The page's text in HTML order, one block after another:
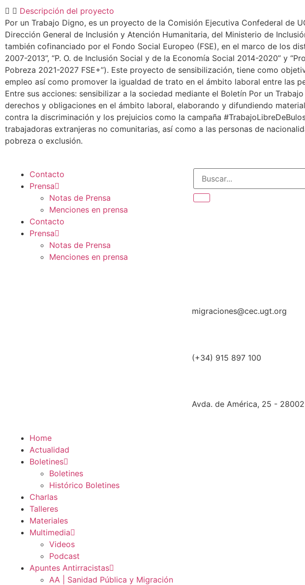
Descripción del proyecto
Por un Trabajo Digno, es un proyecto de la Comisión Ejecutiva Confederal de
Dirección General de Inclusión y Atención Humanitaria, del Ministerio de
también cofinanciado por el Fondo Social Europeo (FSE), en el marco de los
2007-2013”, “P. O. de Inclusión Social y de la Economía Social 2014-2020” y
Pobreza 2021-2027 FSE+”). Este proyecto de sensibilización, tiene como
empleo así como promover la igualdad de trato en el ámbito laboral entre las
Entre sus acciones: sensibilizar a la sociedad mediante el Boletín Por un
derechos y obligaciones en el ámbito laboral, elaborando y difundiendo
contra la discriminación y los prejuicios como la campaña
trabajadoras extranjeras no comunitarias, así como a las personas de
pobreza o exclusión.
Contacto
Prensa
Notas de Prensa
Menciones en prensa
Contacto
Prensa
Notas de Prensa
Menciones en prensa
migraciones@cec.ugt.org
(+34) 915 897 100
Avda. de América, 25 -
Home
Actualidad
Boletines
Boletines
Histórico Boletines
Charlas
Talleres
Materiales
Multimedia
Videos
Podcast
Apuntes Antirracistas
AA | Sanidad Pública y Migración